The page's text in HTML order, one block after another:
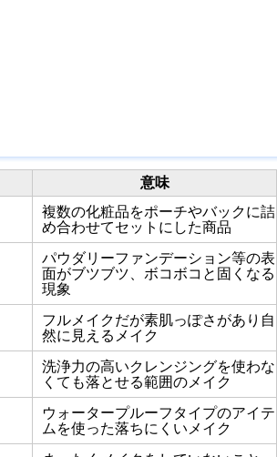
意味
複数の化粧品をポーチやバックに詰
め合わせてセットにした商品
パウダリーファンデーション等の表
面がブツブツ、ボコボコと固くなる
現象
フルメイクだが素肌っぽさがあり自
然に見えるメイク
洗浄力の高いクレンジングを使わな
くても落とせる範囲のメイク
ウォータープルーフタイプのアイテ
ムを使った落ちにくいメイク